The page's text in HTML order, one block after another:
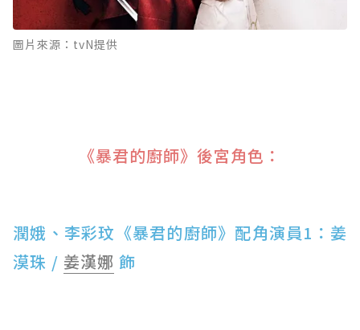
圖片來源：tvN提供
《暴君的廚師》後宮角色：
潤娥、李彩玟《暴君的廚師》配角演員1：姜
漠珠 / 姜漢娜 飾